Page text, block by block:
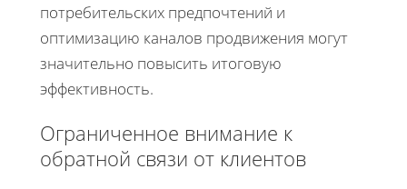
потребительских предпочтений и
оптимизацию каналов продвижения могут
значительно повысить итоговую
эффективность.
Ограниченное внимание к
обратной связи от клиентов